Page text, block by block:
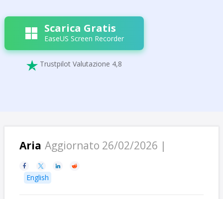
Scarica Gratis
EaseUS Screen Recorder
 Trustpilot Valutazione 4,8
Aria Aggiornato 26/02/2026 |
   
English